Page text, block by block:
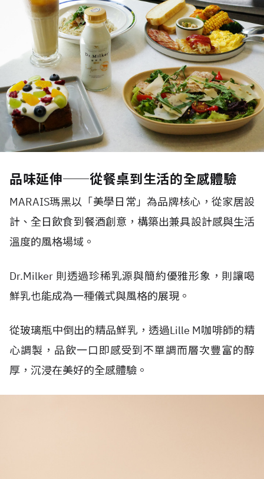
品味延伸──從餐桌到生活的全感體驗
MARAIS瑪黑以「美學日常」為品牌核心，從家居設
計、全日飲食到餐酒創意，構築出兼具設計感與生活
溫度的風格場域。
Dr.Milker 則透過珍稀乳源與簡約優雅形象，則讓喝
鮮乳也能成為一種儀式與風格的展現。
從玻璃瓶中倒出的精品鮮乳，透過Lille M咖啡師的精
心調製，品飲一口即感受到不單調而層次豐富的醇
厚，沉浸在美好的全感體驗。